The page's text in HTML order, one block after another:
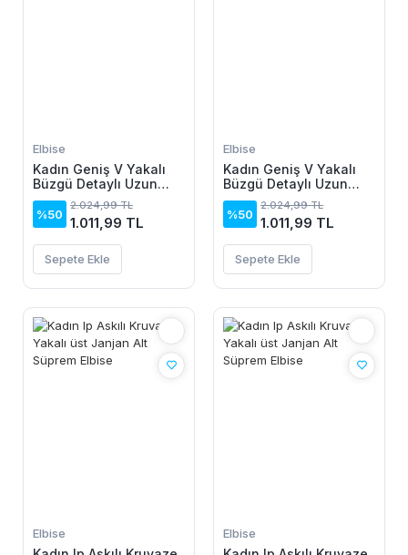
Elbise
Kadın Geniş V Yakalı
Büzgü Detaylı Uzun
Sandy Elbise
%50
2.024,99 TL
1.011,99 TL
Sepete Ekle
Elbise
Kadın Geniş V Yakalı
Büzgü Detaylı Uzun
Sandy Elbise
%50
2.024,99 TL
1.011,99 TL
Sepete Ekle
Elbise Elbise